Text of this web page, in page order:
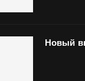
Новый